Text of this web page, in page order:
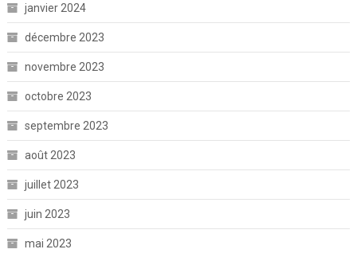
janvier 2024
décembre 2023
novembre 2023
octobre 2023
septembre 2023
août 2023
juillet 2023
juin 2023
mai 2023